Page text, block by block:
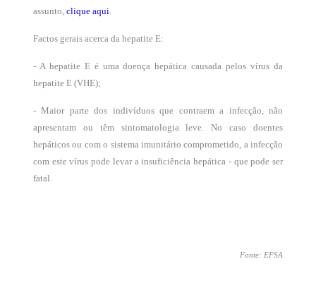
assunto, clique aqui
Factos gerais acerca da hepatite E:
- A hepatite E é uma doença hepática causada pelos vírus da
hepatite E (VHE);
- Maior parte dos indivíduos que contraem a infecção, não
apresentam ou têm sintomatologia leve. No caso doentes
hepáticos ou com o sistema imunitário comprometido, a infecção
com este vírus pode levar a insuficiência hepática - que pode ser
fatal.
Fonte: EFSA